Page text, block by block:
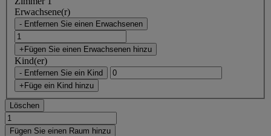
Erwachsene(r)
- Entfernen Sie einen Erwachsenen
+Fügen Sie einen Erwachsenen hinzu
Kind(er)
- Entfernen Sie ein Kind
+Füge ein Kind hinzu
Löschen
Fügen Sie einen Raum hinzu